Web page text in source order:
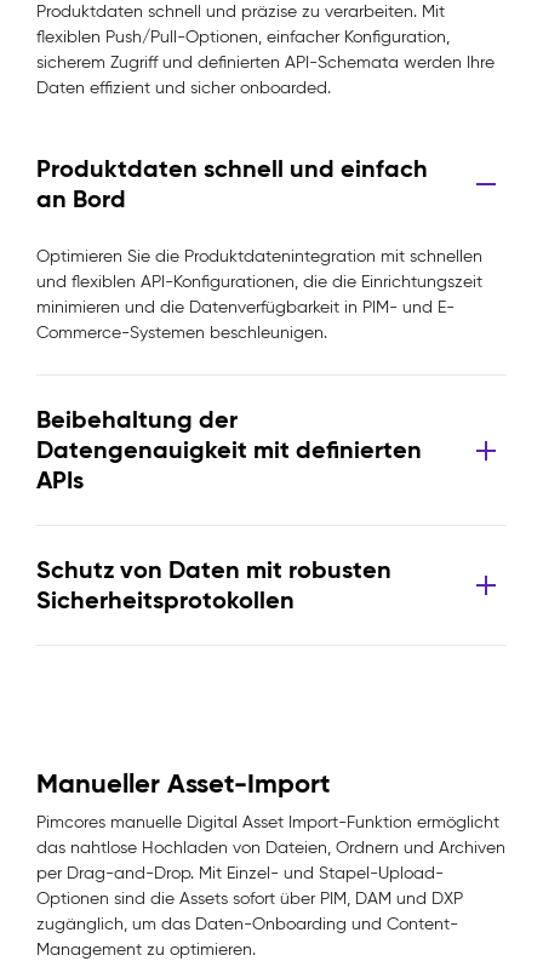
Produktdaten schnell und präzise zu verarbeiten. Mit
flexiblen Push/Pull-Optionen, einfacher Konfiguration,
sicherem Zugriff und definierten API-Schemata werden Ihre
Daten effizient und sicher onboarded.
Produktdaten schnell und einfach
an Bord
Optimieren Sie die Produktdatenintegration mit schnellen
und flexiblen API-Konfigurationen, die die Einrichtungszeit
minimieren und die Datenverfügbarkeit in PIM- und E-
Commerce-Systemen beschleunigen.
Beibehaltung der
Datengenauigkeit mit definierten
APIs
Schutz von Daten mit robusten
Sicherheitsprotokollen
Manueller Asset-Import
Pimcores manuelle Digital Asset Import-Funktion ermöglicht
das nahtlose Hochladen von Dateien, Ordnern und Archiven
per Drag-and-Drop. Mit Einzel- und Stapel-Upload-
Optionen sind die Assets sofort über PIM, DAM und DXP
zugänglich, um das Daten-Onboarding und Content-
Management zu optimieren.